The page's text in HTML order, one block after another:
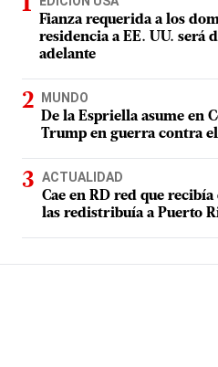
Fianza requerida a los
residencia a EE. UU. será
adelante
MUNDO
De la Espriella asume en
Trump en guerra contra
ACTUALIDAD
Cae en RD red que
las redistribuía a Puerto